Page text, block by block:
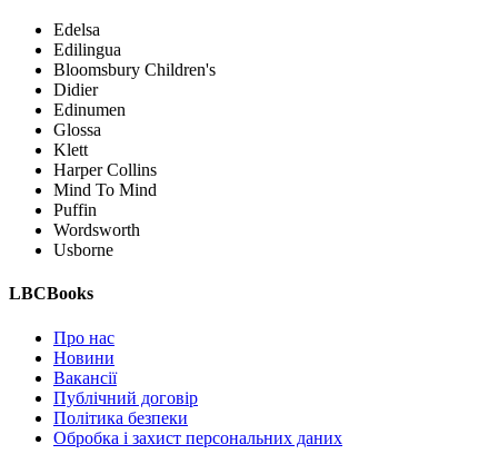
Edelsa
Edilingua
Bloomsbury Children's
Didier
Edinumen
Glossa
Klett
Harper Collins
Mind To Mind
Puffin
Wordsworth
Usborne
LBCBooks
Про нас
Новини
Вакансії
Публічний договір
Політика безпеки
Обробка і захист персональних даних